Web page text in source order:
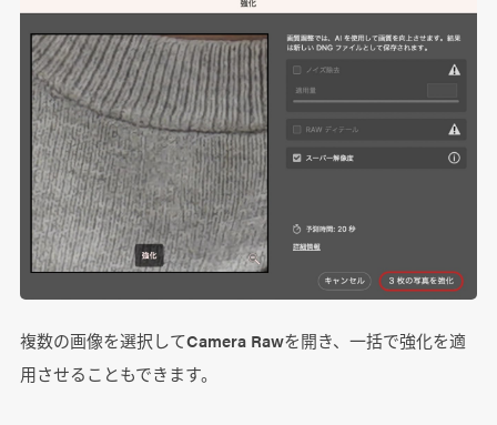
複数の画像を選択してCamera Rawを開き、一括で強化を適
用させることもできます。